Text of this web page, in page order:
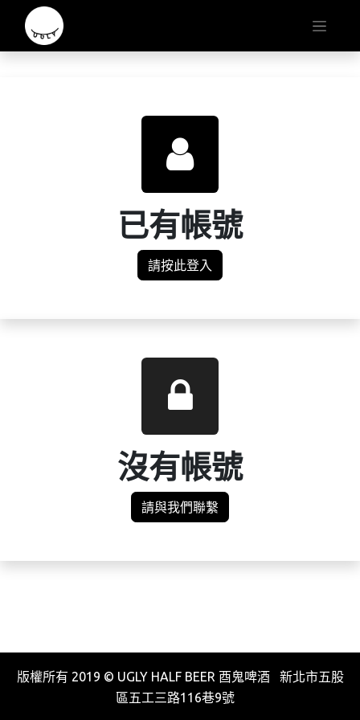
已有帳號
請按此登入
沒有帳號
請與我們聯繫
版權所有 2019 © UGLY HALF BEER 酉鬼啤酒 新北市五股
區五工三路116巷9號